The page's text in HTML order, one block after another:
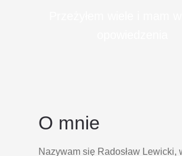
O mnie
Nazywam się Radosław Lewicki,